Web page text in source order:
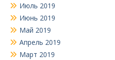
Июль 2019
Июнь 2019
Май 2019
Апрель 2019
Март 2019